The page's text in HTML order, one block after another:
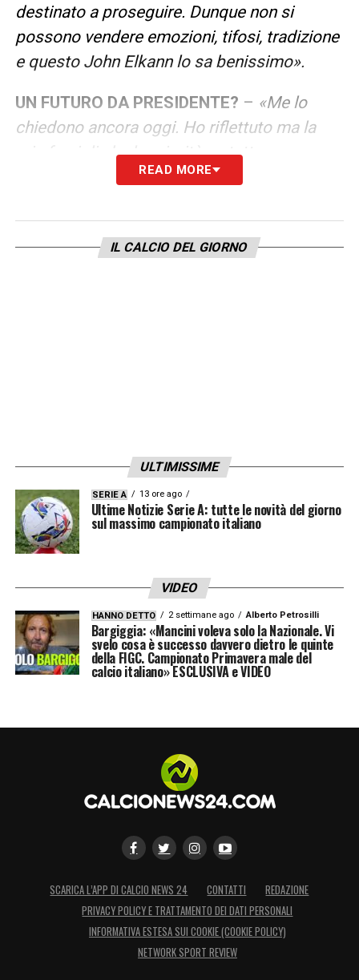
destinato a proseguire. Dunque non si
possono vendere emozioni, tifosi, tradizione
e questo John Elkann lo sa benissimo».
UN FUTURO DA PRESIDENTE? – «Me lo
chiedono ancora oggi. Ho riflettuto ma la
mia famiglia ha la priorità su tutto e a
settant’anni non posso e non possiamo
richiamo è forte. Questo non significa che
non starò vicino alla Juventus, la Juventus
READ MORE
IL CALCIO DEL GIORNO
ULTIMISSIME
SERIE A 13 ore ago
Ultime Notizie Serie A: tutte le novità del giorno
sul massimo campionato italiano
VIDEO
HANNO DETTO 2 settimane ago Alberto Petrosilli
Bargiggia: «Mancini voleva solo la Nazionale. Vi
svelo cosa è successo davvero dietro le quinte
della FIGC. Campionato Primavera male del
calcio italiano» ESCLUSIVA e VIDEO
SCARICA L’APP DI CALCIO NEWS 24 CONTATTI
REDAZIONE
PRIVACY POLICY E TRATTAMENTO DEI DATI PERSONALI
INFORMATIVA ESTESA SUI COOKIE (COOKIE POLICY)
NETWORK SPORT REVIEW